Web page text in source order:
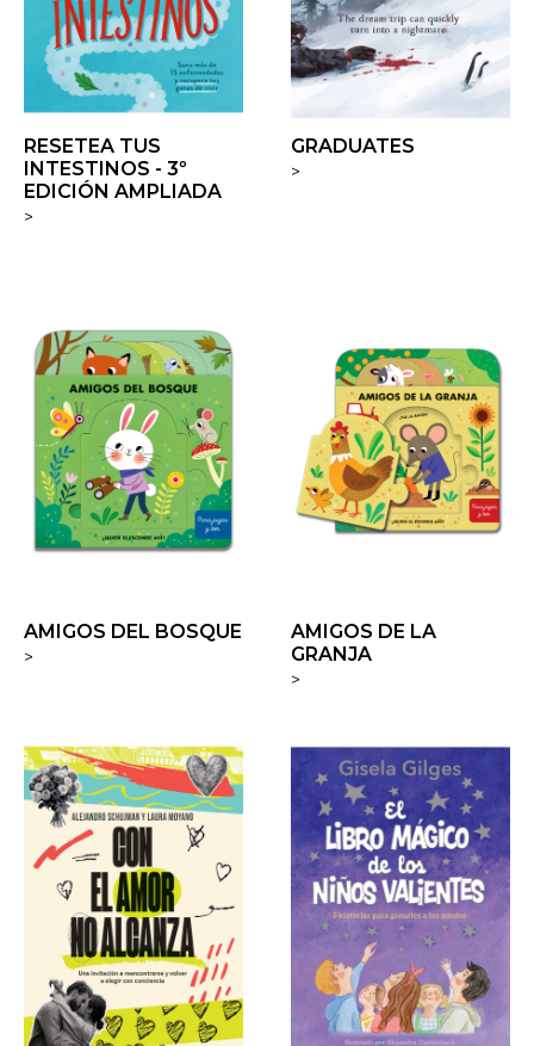
RESETEA TUS
INTESTINOS - 3º
EDICIÓN AMPLIADA
>
GRADUATES
>
AMIGOS DEL BOSQUE
>
AMIGOS DE LA
GRANJA
>